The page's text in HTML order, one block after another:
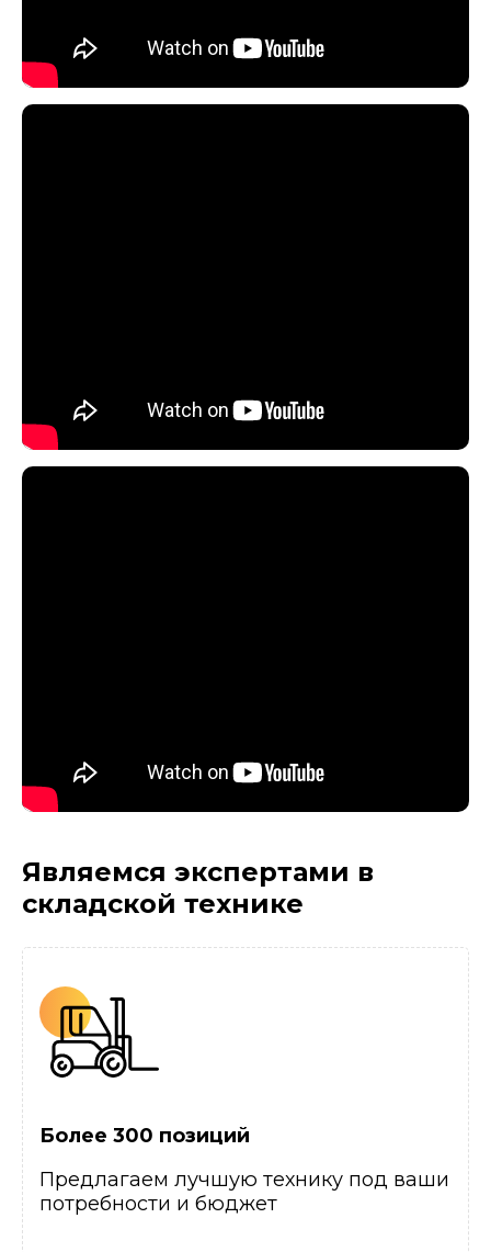
Являемся экспертами в
складской технике
Более 300 позиций
Предлагаем лучшую технику под ваши
потребности и бюджет